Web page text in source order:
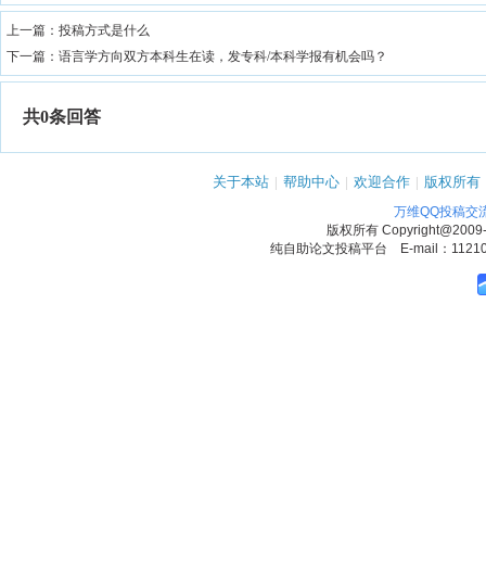
上一篇： 投稿方式是什么
下一篇： 语言学方向双方本科生在读，发专科/本科学报有机会吗？
共0条回答
关于本站 | 帮助中心 | 欢迎合作 | 版权所有
万维QQ投稿交
版权所有
纯自助论文投稿平台 E-mail：